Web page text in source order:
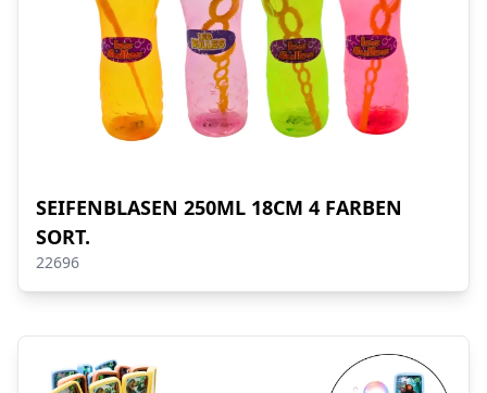
SEIFENBLASEN 250ML 18CM 4 FARBEN
SORT.
22696